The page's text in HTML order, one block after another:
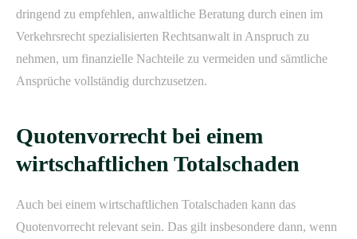
dringend zu empfehlen, anwaltliche Beratung durch einen im
Verkehrsrecht spezialisierten Rechtsanwalt in Anspruch zu
nehmen, um finanzielle Nachteile zu vermeiden und sämtliche
Ansprüche vollständig durchzusetzen.
Quotenvorrecht bei einem
wirtschaftlichen Totalschaden
Auch bei einem wirtschaftlichen Totalschaden kann das
Quotenvorrecht relevant sein. Das gilt insbesondere dann, wenn